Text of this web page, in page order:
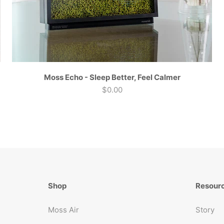
Moss Echo - Sleep Better, Feel Calmer
Angebot
$0.00
Shop
Moss Air
Story